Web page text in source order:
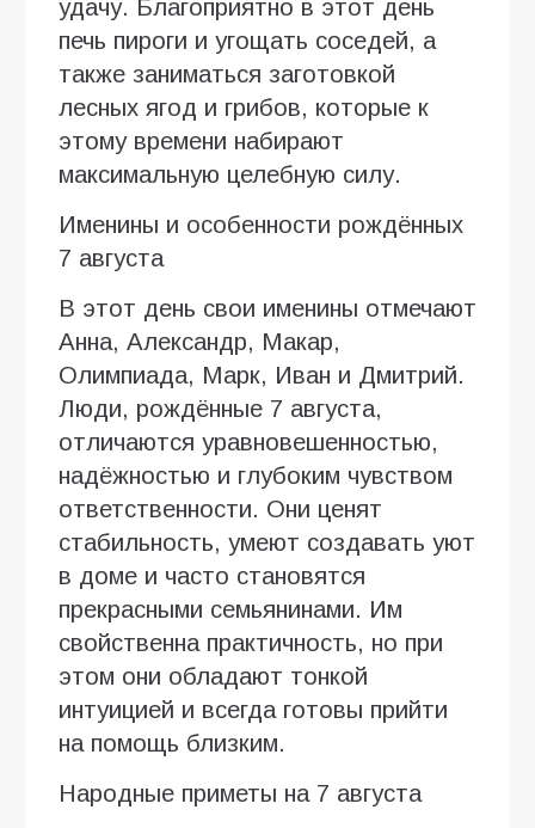
удачу. Благоприятно в этот день
печь пироги и угощать соседей, а
также заниматься заготовкой
лесных ягод и грибов, которые к
этому времени набирают
максимальную целебную силу.
Именины и особенности рождённых
7 августа
В этот день свои именины отмечают
Анна, Александр, Макар,
Олимпиада, Марк, Иван и Дмитрий.
Люди, рождённые 7 августа,
отличаются уравновешенностью,
надёжностью и глубоким чувством
ответственности. Они ценят
стабильность, умеют создавать уют
в доме и часто становятся
прекрасными семьянинами. Им
свойственна практичность, но при
этом они обладают тонкой
интуицией и всегда готовы прийти
на помощь близким.
Народные приметы на 7 августа